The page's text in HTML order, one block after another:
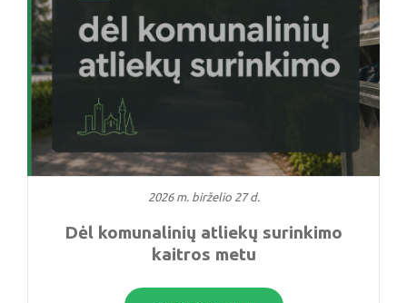
2026 m. birželio 27 d.
Dėl komunalinių atliekų surinkimo
kaitros metu